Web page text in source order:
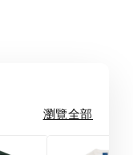
瀏覽全部